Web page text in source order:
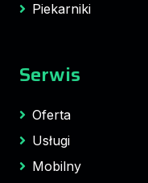
Piekarniki
Serwis
Oferta
Usługi
Mobilny